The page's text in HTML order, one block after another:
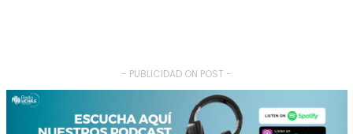
- PUBLICIDAD ON POST -